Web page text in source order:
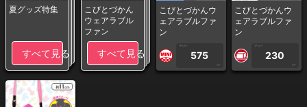
夏グッズ特集
すべて見る
こびとづかん
ウェアラブル
ファン
すべて見る
こびとづかんウ
ェアラブルファ
ン
1PLAY
575
CP
こびとづかんウ
ェアラブルファ
ン
1PLAY
230
CP